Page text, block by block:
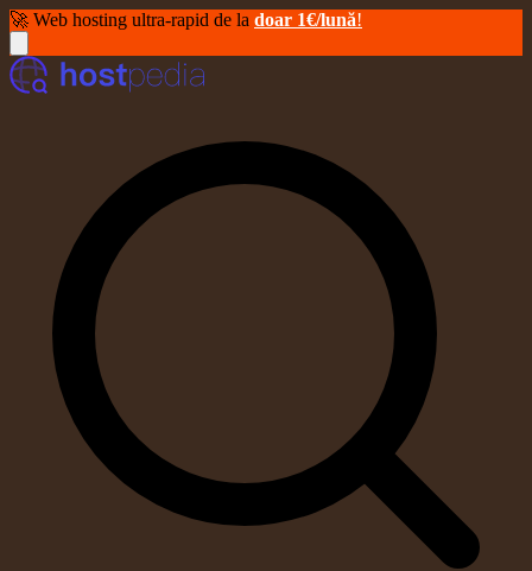
🚀 Web hosting ultra-rapid de la doar 1€/lună!